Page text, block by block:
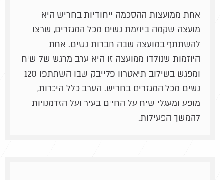
אחת ממועצות ההסכמה ייחודיות בחריש היא
מועצה שקמה ביוזמת נשים מכל המגזרים, שרצו
להשתתף במועצה שבה חברות נשים. אחת
היוזמות שנולדו ממועצה זו היא ערב מרגש של שיח
ומפגש בשילוב תיאטרון פלייבק שבו השתתפו 120
נשים מכל המגזרים בחריש. הערב כלל היכרות,
מופע ומעגלי שיח על החיים בעיר ועל הזדמנויות
להמשך הפעילות.